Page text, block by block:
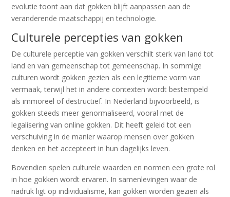
evolutie toont aan dat gokken blijft aanpassen aan de
veranderende maatschappij en technologie.
Culturele percepties van gokken
De culturele perceptie van gokken verschilt sterk van land tot
land en van gemeenschap tot gemeenschap. In sommige
culturen wordt gokken gezien als een legitieme vorm van
vermaak, terwijl het in andere contexten wordt bestempeld
als immoreel of destructief. In Nederland bijvoorbeeld, is
gokken steeds meer genormaliseerd, vooral met de
legalisering van online gokken. Dit heeft geleid tot een
verschuiving in de manier waarop mensen over gokken
denken en het accepteert in hun dagelijks leven.
Bovendien spelen culturele waarden en normen een grote rol
in hoe gokken wordt ervaren. In samenlevingen waar de
nadruk ligt op individualisme, kan gokken worden gezien als